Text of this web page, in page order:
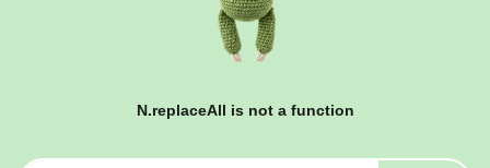
N.replaceAll is not a function